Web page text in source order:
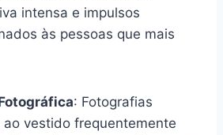
intensa e impulsos
às pessoas que mais
: Fotografias
vestido frequentemente